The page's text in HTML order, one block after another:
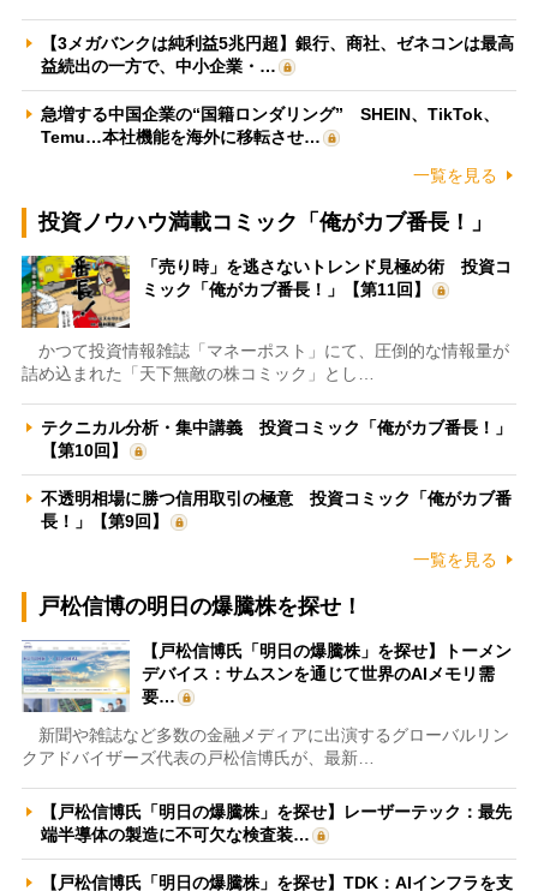
【3メガバンクは純利益5兆円超】銀行、商社、ゼネコンは最高
益続出の一方で、中小企業・…
急増する中国企業の“国籍ロンダリング” SHEIN、TikTok、
Temu…本社機能を海外に移転させ…
一覧を見る
投資ノウハウ満載コミック「俺がカブ番長！」
「売り時」を逃さないトレンド見極め術 投資コ
ミック「俺がカブ番長！」【第11回】
かつて投資情報雑誌「マネーポスト」にて、圧倒的な情報量が
詰め込まれた「天下無敵の株コミック」とし…
テクニカル分析・集中講義 投資コミック「俺がカブ番長！」
【第10回】
不透明相場に勝つ信用取引の極意 投資コミック「俺がカブ番
長！」【第9回】
一覧を見る
戸松信博の明日の爆騰株を探せ！
【戸松信博氏「明日の爆騰株」を探せ】トーメン
デバイス：サムスンを通じて世界のAIメモリ需
要…
新聞や雑誌など多数の金融メディアに出演するグローバルリン
クアドバイザーズ代表の戸松信博氏が、最新…
【戸松信博氏「明日の爆騰株」を探せ】レーザーテック：最先
端半導体の製造に不可欠な検査装…
【戸松信博氏「明日の爆騰株」を探せ】TDK：AIインフラを支